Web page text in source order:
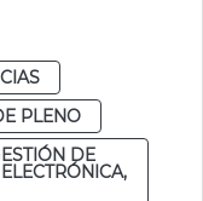
PLENO
DE